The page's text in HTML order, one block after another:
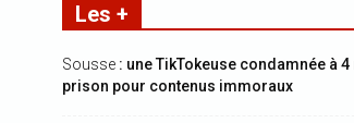
Les +
Sousse : une TikTokeuse condamnée à
prison pour contenus immoraux